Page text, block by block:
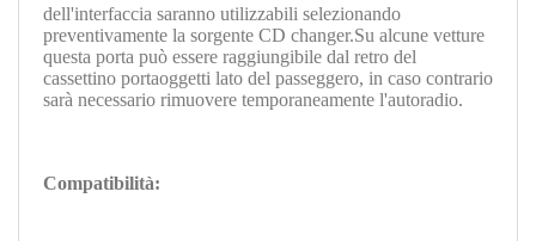
dell'interfaccia saranno utilizzabili selezionando
preventivamente la sorgente CD changer.Su alcune vetture
questa porta può essere raggiungibile dal retro del
cassettino portaoggetti lato del passeggero, in caso contrario
sarà necessario rimuovere temporaneamente l'autoradio.
Compatibilità: